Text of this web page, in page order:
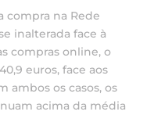
compra na Rede
inalterada face à
compras online, o
euros, face aos
ambos os casos, os
acima da média